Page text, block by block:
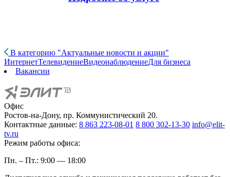
В категорию "Актуальные новости и акции"
ИнтернетТелевидениеВидеонаблюдениеДля бизнеса
Вакансии
Офис
Ростов-на-Дону, пр. Коммунистический 20.
Контактные данные: 8 863 223-08-01 8 800 302-13-30 info@elit-
tv.ru
Режим работы офиса:
Пн. – Пт.: 9:00 — 18:00